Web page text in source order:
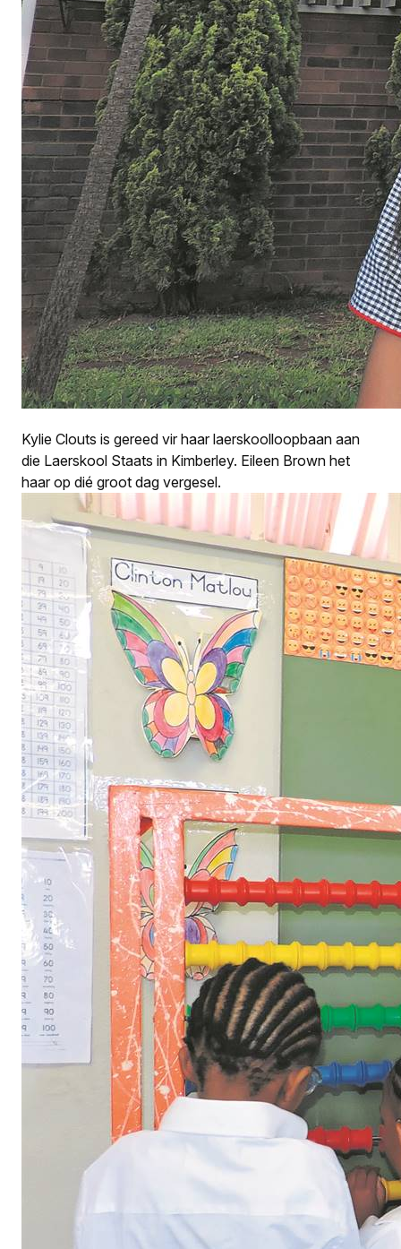
Kylie Clouts is gereed vir haar laerskoolloopbaan aan
die Laerskool Staats in Kimberley. Eileen Brown het
haar op dié groot dag vergesel.